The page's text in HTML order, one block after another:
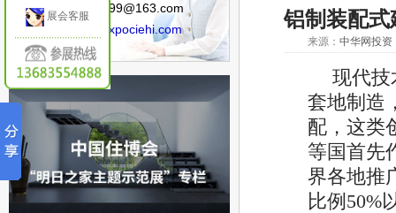
邮 箱：sunny.99@163.com
网 址：
www.expociehi.com 铝制装配
来源： 中华网投资
现代技
套地制造
配，这类
等国首先
界各地推
比例50%
展会客服